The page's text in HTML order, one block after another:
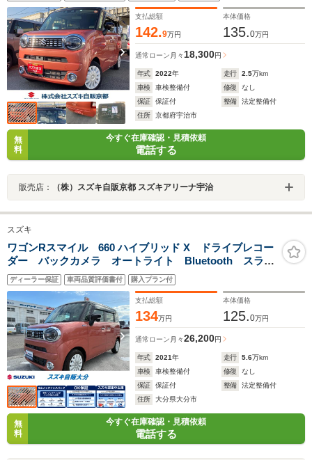
支払総額
142.9万円
本体価格
135.0万円
通常ローン 月々 18,300円
年式 2022年 走行 2.5万km
車検
車検整備付 修復
なし
保証
保証付 整備
法定整備付
住所
京都府宇治市
無
料
今すぐ在庫確認・見積依頼
電話する
販売店： （株）スズキ自販京都 スズキアリーナ宇治
スズキ
ワゴンRスマイル 660 ハイブリッド X ドライブレコー
ダー バックカメラ オートライト Bluetooth スライ
ドドア 純正ナビ プッシュスタート シートヒータ
ー オートエアコン ETC スズキセーフティーサポー
ト アイドリングストップ
ディーラー保証 車両品質評価書付 購入プラン付
支払総額
134万円
本体価格
125.0万円
通常ローン 月々26,200円
年式 2021年 走行 5.6万km
車検
車検整備付 修復
なし
保証
保証付 整備
法定整備付
住所
大分県大分市
無
料
今すぐ在庫確認・見積依頼
電話する